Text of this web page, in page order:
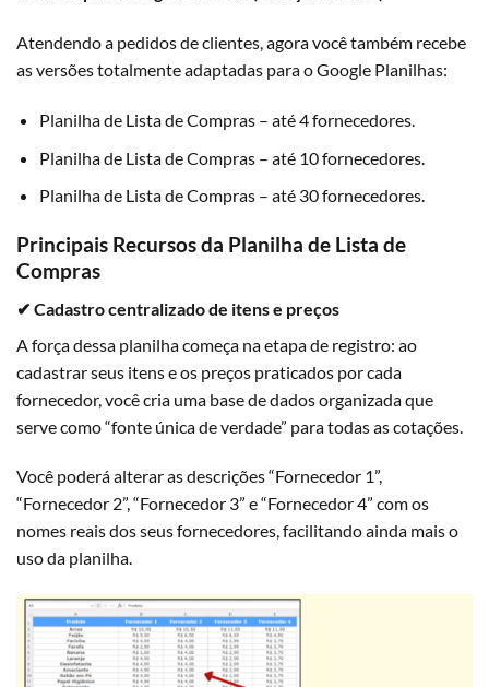
Atendendo a pedidos de clientes, agora você também recebe
as versões totalmente adaptadas para o Google Planilhas:
Planilha de Lista de Compras – até 4 fornecedores.
Planilha de Lista de Compras – até 10 fornecedores.
Planilha de Lista de Compras – até 30 fornecedores.
Principais Recursos da Planilha de Lista de
Compras
✔ Cadastro centralizado de itens e preços
A força dessa planilha começa na etapa de registro: ao
cadastrar seus itens e os preços praticados por cada
fornecedor, você cria uma base de dados organizada que
serve como “fonte única de verdade” para todas as cotações.
Você poderá alterar as descrições “Fornecedor 1”,
“Fornecedor 2”, “Fornecedor 3” e “Fornecedor 4” com os
nomes reais dos seus fornecedores, facilitando ainda mais o
uso da planilha.